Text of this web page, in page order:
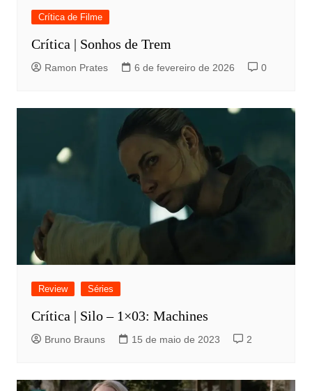
Crítica de Filme
Crítica | Sonhos de Trem
Ramon Prates 6 de fevereiro de 2026 0
Review Séries
Crítica | Silo – 1×03: Machines
Bruno Brauns 15 de maio de 2023 2